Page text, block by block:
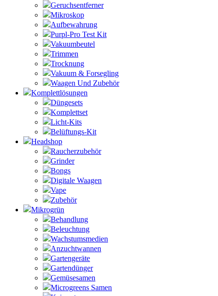
Geruchsentferner
Mikroskop
Aufbewahrung
Purpl-Pro Test Kit
Vakuumbeutel
Trimmen
Trocknung
Vakuum & Forsegling
Waagen Und Zubehör
Komplettlösungen
Düngesets
Komplettset
Licht-Kits
Belüftungs-Kit
Headshop
Raucherzubehör
Grinder
Bongs
Digitale Waagen
Vape
Zubehör
Mikrogrün
Behandlung
Beleuchtung
Wachstumsmedien
Anzuchtwannen
Gartengeräte
Gartendünger
Gemüsesamen
Microgreens Samen